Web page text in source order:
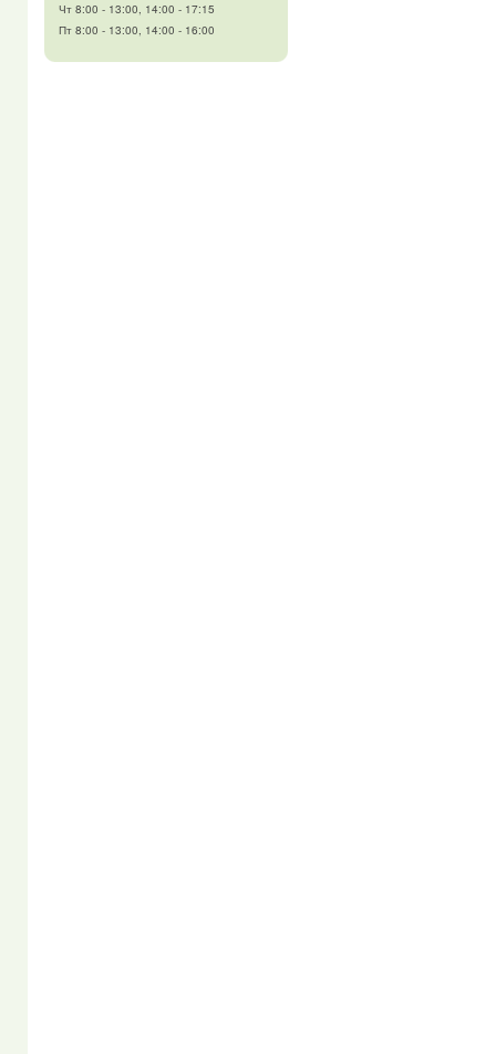
Чт 8:00 - 13:00, 14:00 - 17:15
Пт 8:00 - 13:00, 14:00 - 16:00